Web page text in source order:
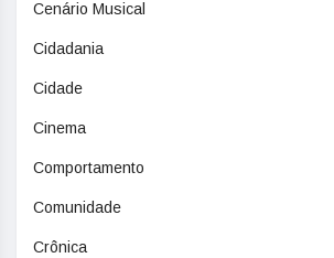
Cenário Musical
Cidadania
Cidade
Cinema
Comportamento
Comunidade
Crônica